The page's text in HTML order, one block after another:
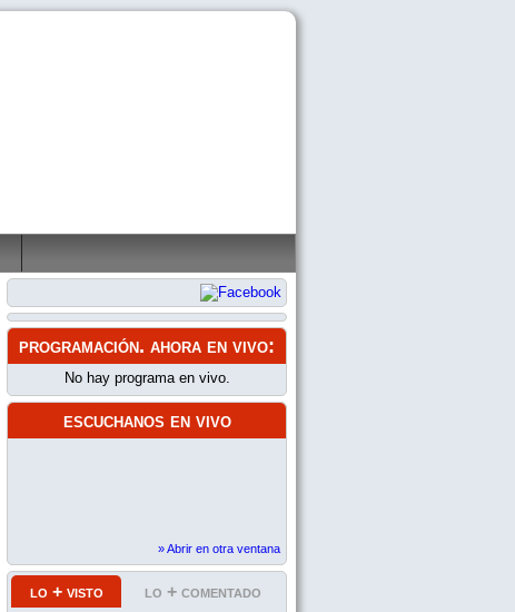
programación. ahora en vivo:
No hay programa en vivo.
escuchanos en vivo
» Abrir en otra ventana
lo + visto lo + comentado